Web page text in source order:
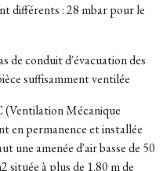
différents : 28 mbar pour le
de conduit d'évacuation des
suffisamment ventilée
(Ventilation Mécanique
en permanence et installée
une amenée d'air basse de 50
située à plus de 1.80 m de